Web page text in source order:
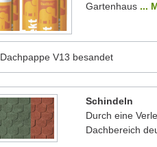
Gartenhaus ...
Dachpappe V13 besandet
Schindeln
Durch eine
Dachbereich